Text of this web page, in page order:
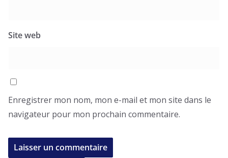
Site web
Enregistrer mon nom, mon e-mail et mon site dans le
navigateur pour mon prochain commentaire.